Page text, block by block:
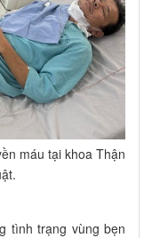
máu tại khoa Thận
trạng vùng bẹn